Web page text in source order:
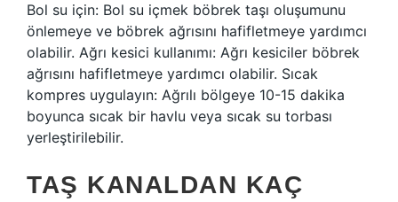
Bol su için: Bol su içmek böbrek taşı oluşumunu
önlemeye ve böbrek ağrısını hafifletmeye yardımcı
olabilir. Ağrı kesici kullanımı: Ağrı kesiciler böbrek
ağrısını hafifletmeye yardımcı olabilir. Sıcak
kompres uygulayın: Ağrılı bölgeye 10-15 dakika
boyunca sıcak bir havlu veya sıcak su torbası
yerleştirilebilir.
TAŞ KANALDAN KAÇ